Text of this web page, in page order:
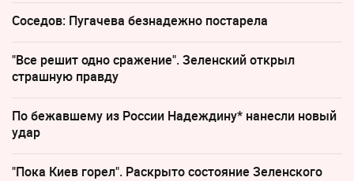
Соседов: Пугачева безнадежно постарела
"Все решит одно сражение". Зеленский открыл
страшную правду
По бежавшему из России Надеждину* нанесли новый
удар
"Пока Киев горел". Раскрыто состояние Зеленского